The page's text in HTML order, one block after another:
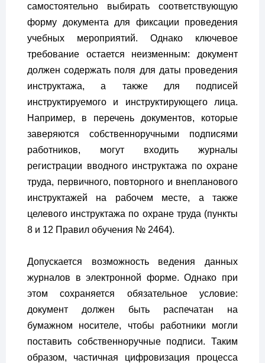
самостоятельно выбирать соответствующую
форму документа для фиксации проведения
учебных мероприятий. Однако ключевое
требование остается неизменным: документ
должен содержать поля для даты проведения
инструктажа, а также для подписей
инструктируемого и инструктирующего лица.
Например, в перечень документов, которые
заверяются собственноручными подписями
работников, могут входить журналы
регистрации вводного инструктажа по охране
труда, первичного, повторного и внепланового
инструктажей на рабочем месте, а также
целевого инструктажа по охране труда (пункты
8 и 12 Правил обучения № 2464).
Допускается возможность ведения данных
журналов в электронной форме. Однако при
этом сохраняется обязательное условие:
документ должен быть распечатан на
бумажном носителе, чтобы работники могли
поставить собственноручные подписи. Таким
образом, частичная цифровизация процесса